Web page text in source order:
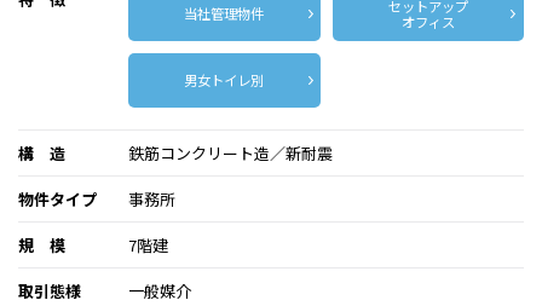
当社管理物件
セットアップ
オフィス
男女トイレ別
構 造
鉄筋コンクリート造／新耐震
物件タイプ
事務所
規 模
7階建
取引態様
一般媒介